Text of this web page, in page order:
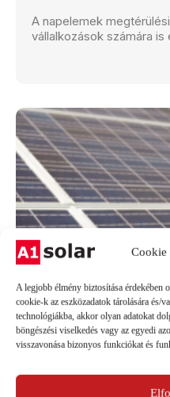
Cookie
böngészési viselkedés vagy az egyedi
visszavonása bizonyos funkciókat és
A napelemek
vállalkozások számára
Napelem
termel egy
A napelem